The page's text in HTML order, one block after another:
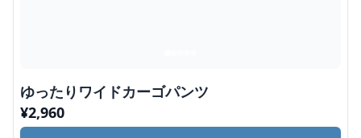
ゆったりワイドカーゴパンツ
¥2,960